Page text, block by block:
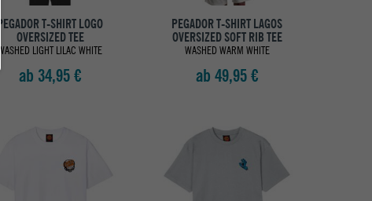
PEGADOR T-SHIRT LOGO
OVERSIZED TEE
WASHED LIGHT LILAC WHITE
ab 34,95 €
PEGADOR T-SHIRT LAGOS
OVERSIZED SOFT RIB TEE
WASHED WARM WHITE
ab 49,95 €